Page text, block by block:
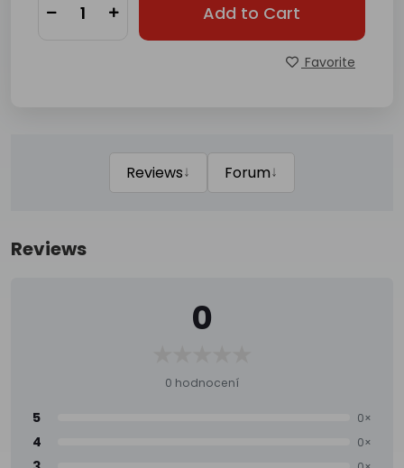
Add to Cart
Favorite
Reviews↓ Forum↓
Reviews
0
0 hodnocení
5 0×
4 0×